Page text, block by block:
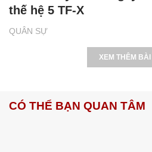
QUÂN SỰ
thế hệ 5 TF-X
XEM THÊM BÀI
CÓ THỂ BẠN QUAN TÂM